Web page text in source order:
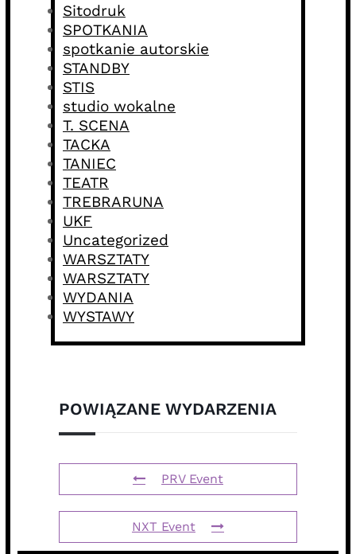
Sitodruk
SPOTKANIA
spotkanie autorskie
STANDBY
STIS
studio wokalne
T. SCENA
TACKA
TANIEC
TEATR
TREBRARUNA
UKF
Uncategorized
WARSZTATY
WARSZTATY
WYDANIA
WYSTAWY
POWIĄZANE WYDARZENIA
PRV Event
NXT Event